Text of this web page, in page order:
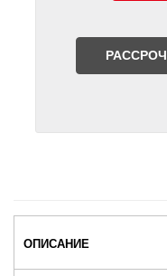
ОПИСАНИЕ